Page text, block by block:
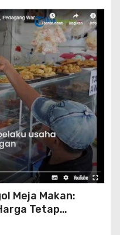
Meja Makan:
Tetap